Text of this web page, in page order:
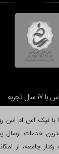
تجربه
با نیک اس ام اس
خدمات ارسال
رفتار جامعه، از